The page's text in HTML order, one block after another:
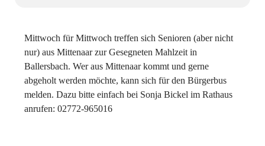
Mittwoch für Mittwoch treffen sich Senioren (aber nicht
nur) aus Mittenaar zur Gesegneten Mahlzeit in
Ballersbach. Wer aus Mittenaar kommt und gerne
abgeholt werden möchte, kann sich für den Bürgerbus
melden. Dazu bitte einfach bei Sonja Bickel im Rathaus
anrufen: 02772-965016